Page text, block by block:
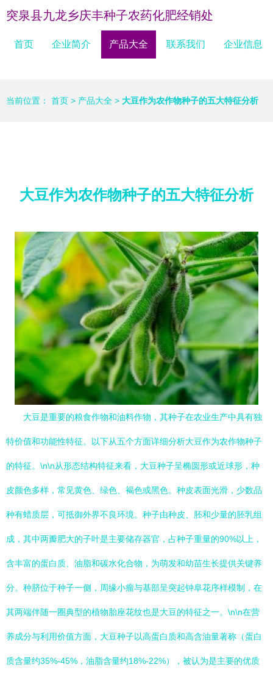
突泉县九龙乡庆丰种子农药化肥经销处
首页 企业简介 产品大全 联系我们 企业信息
当前位置： 首页 > 产品大全 > 大豆作为农作物种子的五大特征分析
大豆作为农作物种子的五大特征分析
大豆是重要的粮食作物和油料作物，其种子在农业生产中具有独
特价值和功能性特征。以下从五个方面详细分析大豆作为农作物种子
的特征。\n\n从形态结构特征来看，大豆种子呈椭圆形或近球形，种
皮颜色多样，常见黄色、绿色、褐色或黑色。种皮表面光滑，少数品
种有蜡质层，可抵御外界不良环境。种子由种皮、胚和少量的胚乳组
成，其中两瓣肥大的子叶是主要储存器官，占种子重量的90%以上，
含丰富的蛋白质、油脂和碳水化合物，为萌发和幼苗生长提供关键养
分。种脐位于种子一侧，周缘小瘤与基部呈突起钟阜花序样模制，在
其两端伴随一圈典型的植物胎座花纹也是大豆的特征之一。\n\n在营
养成分与利用价值方面，大豆种子以高蛋白质和高含油量著称（蛋白
质含量约35%-45%，油脂含量约18%-22%），被认为是主要的优质